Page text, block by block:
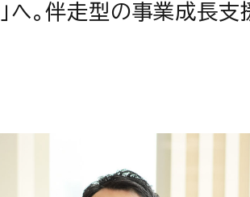
へ。伴走型の事業成長